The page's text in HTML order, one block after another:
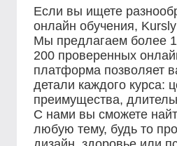
Если вы ищете
онлайн обучения,
Мы предлагаем более
200 проверенных
платформа позволяет
детали каждого курса:
преимущества,
С нами вы сможете
любую тему, будь то